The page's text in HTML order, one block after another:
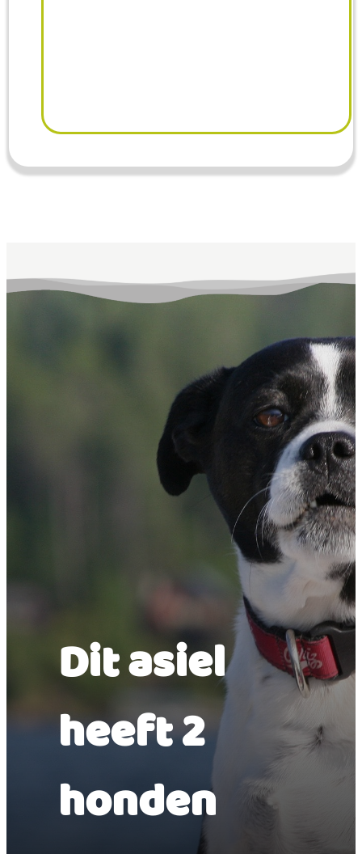
Dit asiel
heeft 2
honden